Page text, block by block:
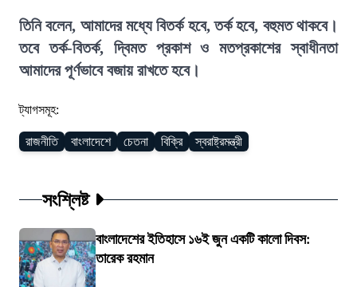
তিনি বলেন, আমাদের মধ্যে বিতর্ক হবে, তর্ক হবে, বহুমত থাকবে।
তবে তর্ক-বিতর্ক, দ্বিমত প্রকাশ ও মতপ্রকাশের স্বাধীনতা
আমাদের পূর্ণভাবে বজায় রাখতে হবে।
ট্যাগসমূহ:
রাজনীতি বাংলাদেশে চেতনা বিক্রি স্বরাষ্ট্রমন্ত্রী
সংশ্লিষ্ট
বাংলাদেশের ইতিহাসে ১৬ই জুন একটি কালো দিবস:
তারেক রহমান